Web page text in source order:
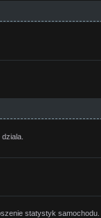
statystyk samochodu.